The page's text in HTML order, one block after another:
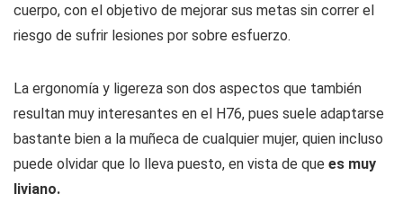
cuerpo, con el objetivo de mejorar sus metas sin correr el
riesgo de sufrir lesiones por sobre esfuerzo.
La ergonomía y ligereza son dos aspectos que también
resultan muy interesantes en el H76, pues suele adaptarse
bastante bien a la muñeca de cualquier mujer, quien incluso
puede olvidar que lo lleva puesto, en vista de que es muy
liviano.